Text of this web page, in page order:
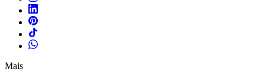
Mais